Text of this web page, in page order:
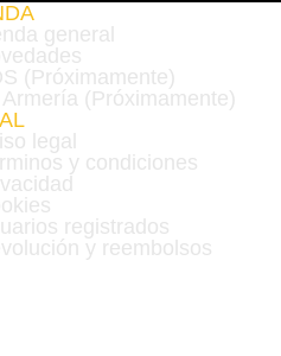
general
(Próximamente)
Armería (Próximamente)
legal
y condiciones
registrados
y reembolsos